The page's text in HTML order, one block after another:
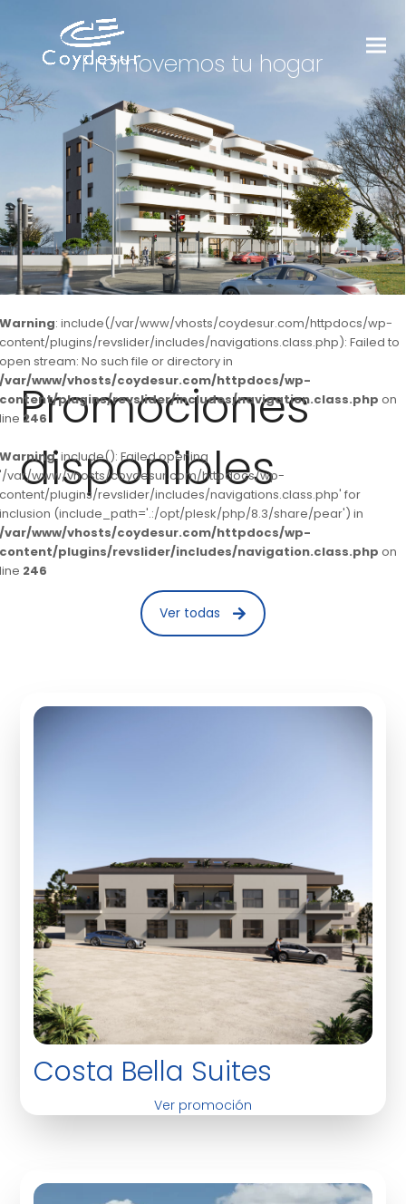
Promovemos tu hogar
Warning: include(/var/www/vhosts/coydesur.com/httpdocs/wp-
content/plugins/revslider/includes/navigations.class.php): Failed to
open stream: No such file or directory in
/var/www/vhosts/coydesur.com/httpdocs/wp-
content/plugins/revslider/includes/navigation.class.php on
line 246
Warning: include(): Failed opening
'/var/www/vhosts/coydesur.com/httpdocs/wp-
content/plugins/revslider/includes/navigations.class.php' for
inclusion (include_path='.:/opt/plesk/php/8.3/share/pear') in
/var/www/vhosts/coydesur.com/httpdocs/wp-
content/plugins/revslider/includes/navigation.class.php on
line 246
Promociones
disponibles
Ver todas
Costa Bella Suites
Ver promoción